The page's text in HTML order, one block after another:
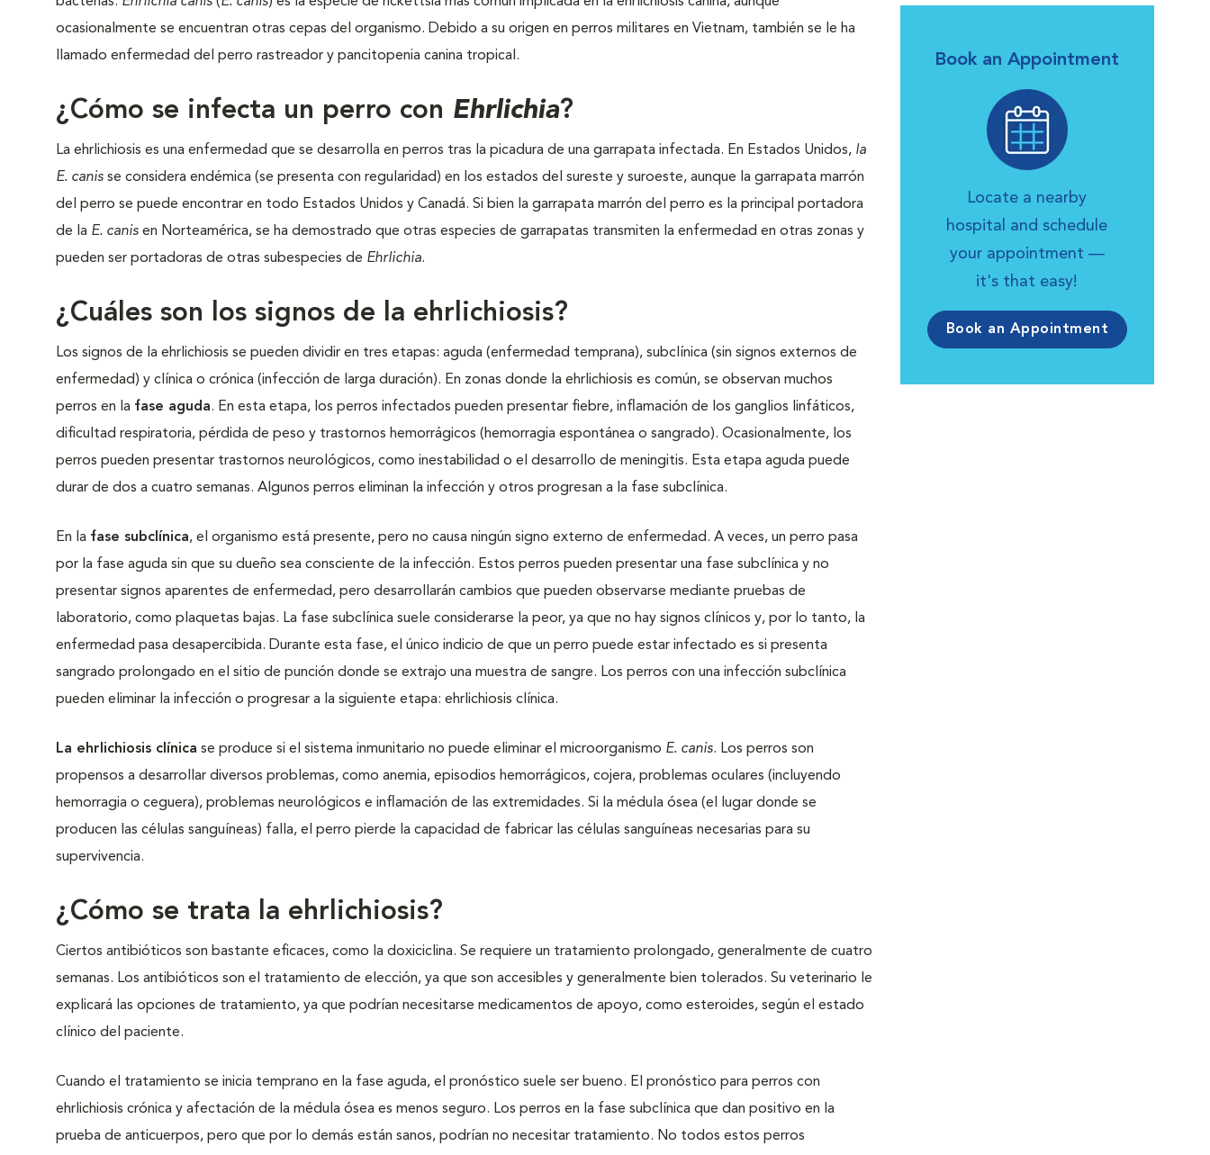
ocasionalmente se encuentran otras cepas del organismo. Debido a su origen en perros militares en Vietnam, también se le ha
llamado enfermedad del perro rastreador y pancitopenia canina tropical.
¿Cómo se infecta un perro con Ehrlichia?
La ehrlichiosis es una enfermedad que se desarrolla en perros tras la picadura de una garrapata infectada. En Estados Unidos, la
E. canis se considera endémica (se presenta con regularidad) en los estados del sureste y suroeste, aunque la garrapata marrón
del perro se puede encontrar en todo Estados Unidos y Canadá. Si bien la garrapata marrón del perro es la principal portadora
de la E. canis en Norteamérica, se ha demostrado que otras especies de garrapatas transmiten la enfermedad en otras zonas y
pueden ser portadoras de otras subespecies de Ehrlichia.
¿Cuáles son los signos de la ehrlichiosis?
Los signos de la ehrlichiosis se pueden dividir en tres etapas: aguda (enfermedad temprana), subclínica (sin signos externos de
enfermedad) y clínica o crónica (infección de larga duración). En zonas donde la ehrlichiosis es común, se observan muchos
perros en la fase aguda. En esta etapa, los perros infectados pueden presentar fiebre, inflamación de los ganglios linfáticos,
dificultad respiratoria, pérdida de peso y trastornos hemorrágicos (hemorragia espontánea o sangrado). Ocasionalmente, los
perros pueden presentar trastornos neurológicos, como inestabilidad o el desarrollo de meningitis. Esta etapa aguda puede
durar de dos a cuatro semanas. Algunos perros eliminan la infección y otros progresan a la fase subclínica.
En la fase subclínica, el organismo está presente, pero no causa ningún signo externo de enfermedad. A veces, un perro pasa
por la fase aguda sin que su dueño sea consciente de la infección. Estos perros pueden presentar una fase subclínica y no
presentar signos aparentes de enfermedad, pero desarrollarán cambios que pueden observarse mediante pruebas de
laboratorio, como plaquetas bajas. La fase subclínica suele considerarse la peor, ya que no hay signos clínicos y, por lo tanto, la
enfermedad pasa desapercibida. Durante esta fase, el único indicio de que un perro puede estar infectado es si presenta
sangrado prolongado en el sitio de punción donde se extrajo una muestra de sangre. Los perros con una infección subclínica
pueden eliminar la infección o progresar a la siguiente etapa: ehrlichiosis clínica.
La ehrlichiosis clínica se produce si el sistema inmunitario no puede eliminar el microorganismo E. canis. Los perros son
propensos a desarrollar diversos problemas, como anemia, episodios hemorrágicos, cojera, problemas oculares (incluyendo
hemorragia o ceguera), problemas neurológicos e inflamación de las extremidades. Si la médula ósea (el lugar donde se
producen las células sanguíneas) falla, el perro pierde la capacidad de fabricar las células sanguíneas necesarias para su
supervivencia.
¿Cómo se trata la ehrlichiosis?
Ciertos antibióticos son bastante eficaces, como la doxiciclina. Se requiere un tratamiento prolongado, generalmente de cuatro
semanas. Los antibióticos son el tratamiento de elección, ya que son accesibles y generalmente bien tolerados. Su veterinario le
explicará las opciones de tratamiento, ya que podrían necesitarse medicamentos de apoyo, como esteroides, según el estado
clínico del paciente.
Cuando el tratamiento se inicia temprano en la fase aguda, el pronóstico suele ser bueno. El pronóstico para perros con
ehrlichiosis crónica y afectación de la médula ósea es menos seguro. Los perros en la fase subclínica que dan positivo en la
prueba de anticuerpos, pero que por lo demás están sanos, podrían no necesitar tratamiento. No todos estos perros
Book an Appointment
Locate a nearby
hospital and schedule
your appointment —
it's that easy!
Book an Appointment